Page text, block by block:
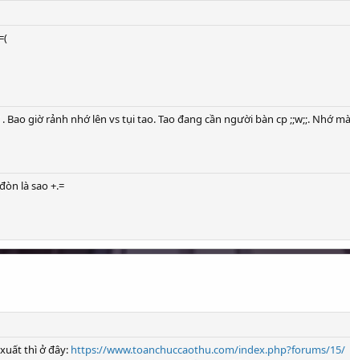
Bao giờ rảnh nhớ lên vs tụi tao. Tao đang cần người bàn cp ;;w;;. Nhớ
là sao +.=
thì ở đây: https://www.toanchuccaothu.com/index.php?forums/15/